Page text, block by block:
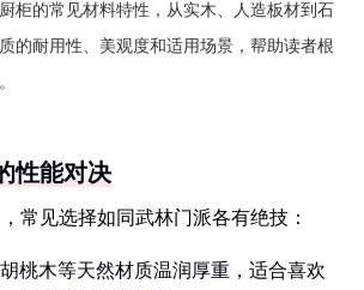
柜的常见材料特性，从实木、人造板材到石
的耐用性、美观度和适用场景，帮助读者根
性能对决
常见选择如同武林门派各有绝技：
胡桃木等天然材质温润厚重，适合喜欢